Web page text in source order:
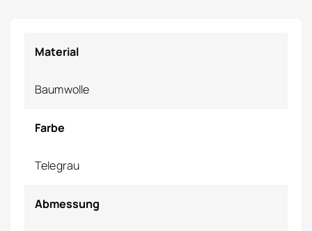
Material
Baumwolle
Farbe
Telegrau
Abmessung